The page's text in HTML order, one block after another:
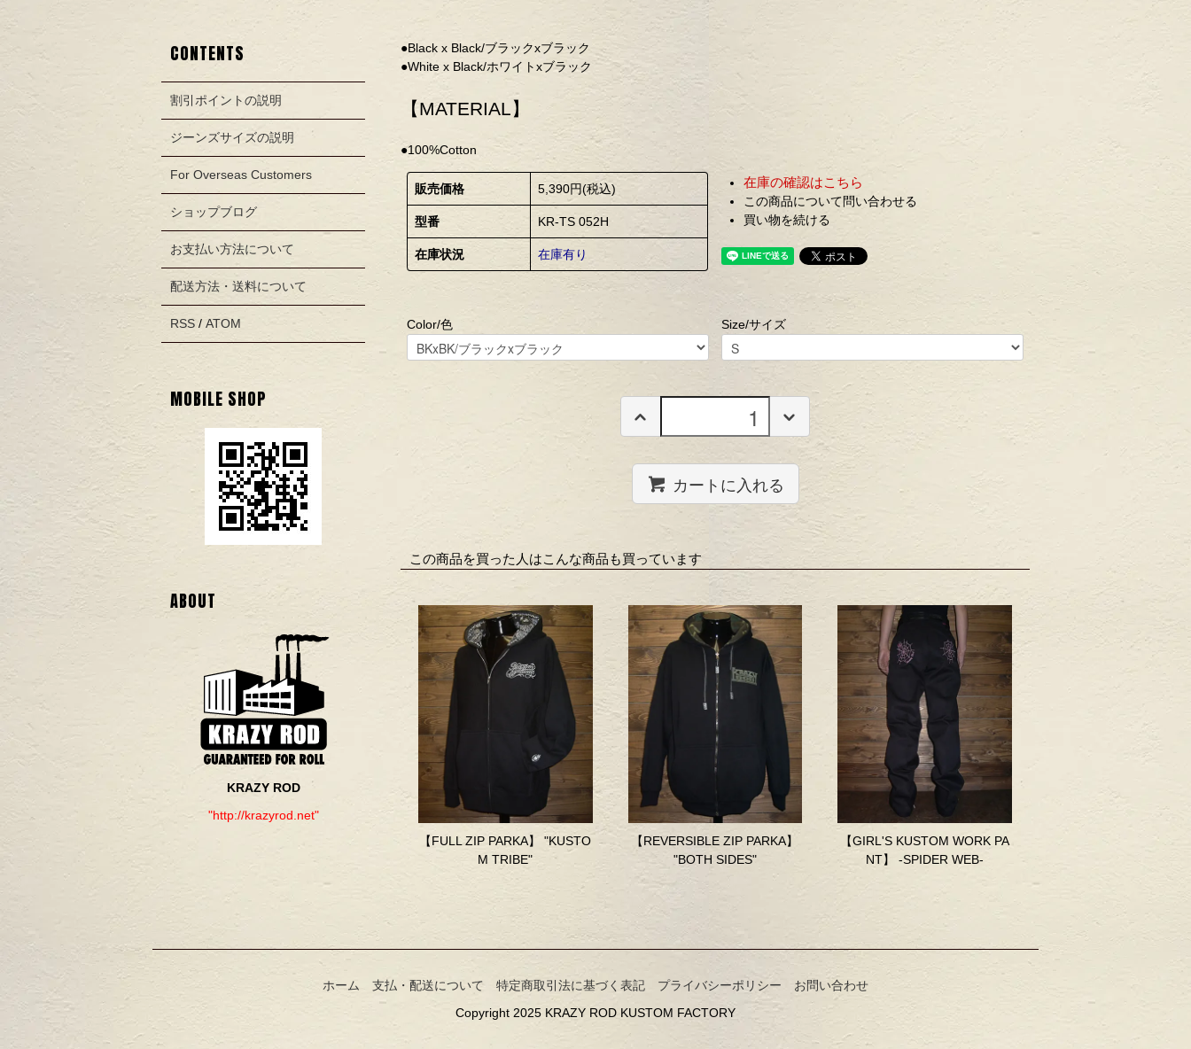
●Black x Black/ブラックxブラック
●White x Black/ホワイトxブラック
【MATERIAL】
●100%Cotton
販売価格 5,390円(税込)
型番 KR-TS 052H
在庫状況 在庫有り
在庫の確認はこちら
この商品について問い合わせる
買い物を続ける
Color/色 Size/サイズ
カートに入れる
この商品を買った人はこんな商品も買っています
【FULL ZIP PARKA】 "KUSTO
M TRIBE"
【REVERSIBLE ZIP PARKA】
"BOTH SIDES"
【GIRL'S KUSTOM WORK PA
NT】 -SPIDER WEB-
CONTENTS
割引ポイントの説明
ジーンズサイズの説明
For Overseas Customers
ショップブログ
お支払い方法について
配送方法・送料について
RSS / ATOM
MOBILE SHOP
ABOUT
KRAZY ROD
"http://krazyrod.net"
ホーム 支払・配送について 特定商取引法に基づく表記 プライバシーポリシー
お問い合わせ
Copyright 2025 KRAZY ROD KUSTOM FACTORY